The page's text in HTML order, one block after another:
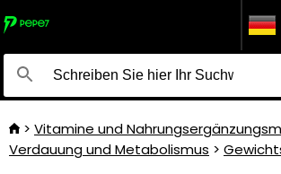
Vitamine und
Verdauung und Metabolismus